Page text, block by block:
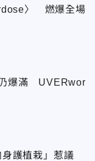
〉 燃爆全場
爆滿 UVERwor
身護植栽」惹議